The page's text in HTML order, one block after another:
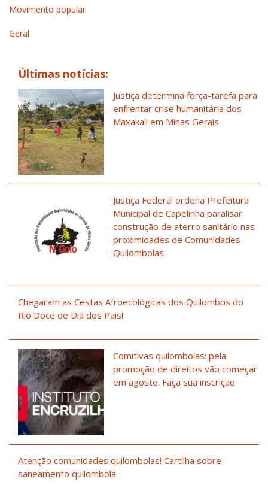
Movimento popular
Geral
Últimas notícias:
Justiça determina força-tarefa para
enfrentar crise humanitária dos
Maxakali em Minas Gerais
Justiça Federal ordena Prefeitura
Municipal de Capelinha paralisar
construção de aterro sanitário nas
proximidades de Comunidades
Quilombolas
Chegaram as Cestas Afroecológicas dos Quilombos do
Rio Doce de Dia dos Pais!
Comitivas quilombolas: pela
promoção de direitos vão começar
em agosto. Faça sua inscrição
Atenção comunidades quilombolas! Cartilha sobre
saneamento quilombola